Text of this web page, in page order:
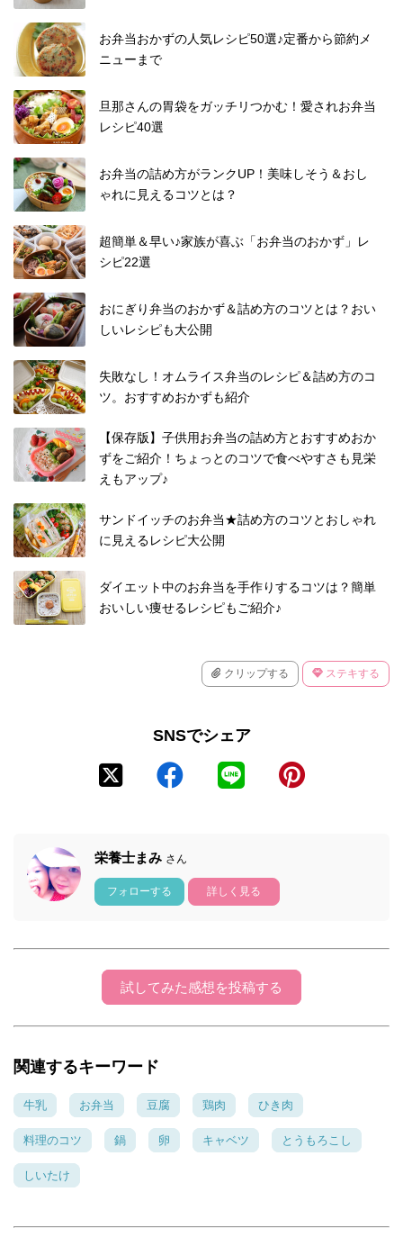
お弁当おかずの人気レシピ50選♪定番から節約メ
ニューまで
旦那さんの胃袋をガッチリつかむ！愛されお弁当
レシピ40選
お弁当の詰め方がランクUP！美味しそう＆おし
ゃれに見えるコツとは？
超簡単＆早い♪家族が喜ぶ「お弁当のおかず」レ
シピ22選
おにぎり弁当のおかず＆詰め方のコツとは？おい
しいレシピも大公開
失敗なし！オムライス弁当のレシピ＆詰め方のコ
ツ。おすすめおかずも紹介
【保存版】子供用お弁当の詰め方とおすすめおか
ずをご紹介！ちょっとのコツで食べやすさも見栄
えもアップ♪
サンドイッチのお弁当★詰め方のコツとおしゃれ
に見えるレシピ大公開
ダイエット中のお弁当を手作りするコツは？簡単
おいしい痩せるレシピもご紹介♪
クリップする ステキする
SNSでシェア
栄養士まみ さん
フォローする 詳しく見る
試してみた感想を投稿する
関連するキーワード
牛乳 お弁当 豆腐 鶏肉 ひき肉
料理のコツ 鍋 卵 キャベツ とうもろこし
しいたけ